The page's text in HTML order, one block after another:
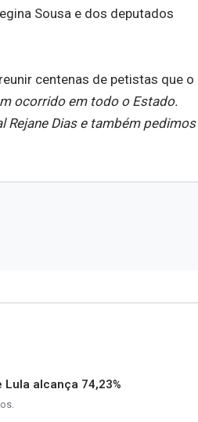
Sousa e dos deputados
centenas de petistas que o
ocorrido em todo o Estado.
Rejane Dias e também pedimos
Lula alcança 74,23%